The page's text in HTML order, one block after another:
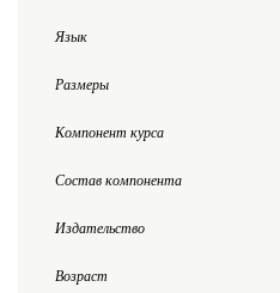
Язык
Размеры
Компонент курса
Состав компонента
Издательство
Возраст